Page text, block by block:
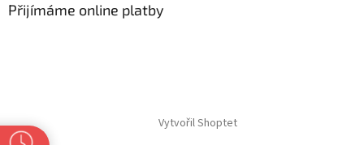
Přijímáme online platby
Vytvořil Shoptet